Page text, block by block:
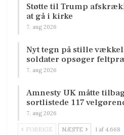
Støtte til Trump
at gå i kirke
7. aug 2026
Nyt tegn på stille
soldater opsøger
7. aug 2026
Amnesty UK måtte
sortlistede 117
7. aug 2026
FORRIGE NÆSTE 1 af 4.668